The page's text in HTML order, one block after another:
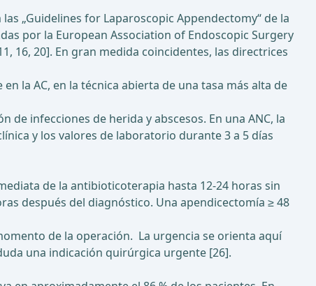
„Guidelines for Laparoscopic Appendectomy“ de la
por la European Association of Endoscopic Surgery
16, 20]. En gran medida coincidentes, las directrices
la AC, en la técnica abierta de una tasa más alta de
de infecciones de herida y abscesos. En una ANC, la
y los valores de laboratorio durante 3 a 5 días
de la antibioticoterapia hasta 12-24 horas sin
después del diagnóstico. Una apendicectomía ≥ 48
de la operación. La urgencia se orienta aquí
una indicación quirúrgica urgente [26].